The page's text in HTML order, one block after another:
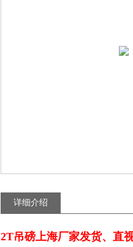
详细介绍
2T吊磅上海厂家发货、直